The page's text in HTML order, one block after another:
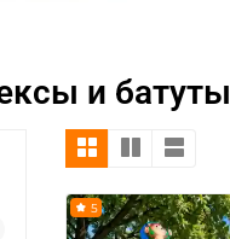
и батуты
5